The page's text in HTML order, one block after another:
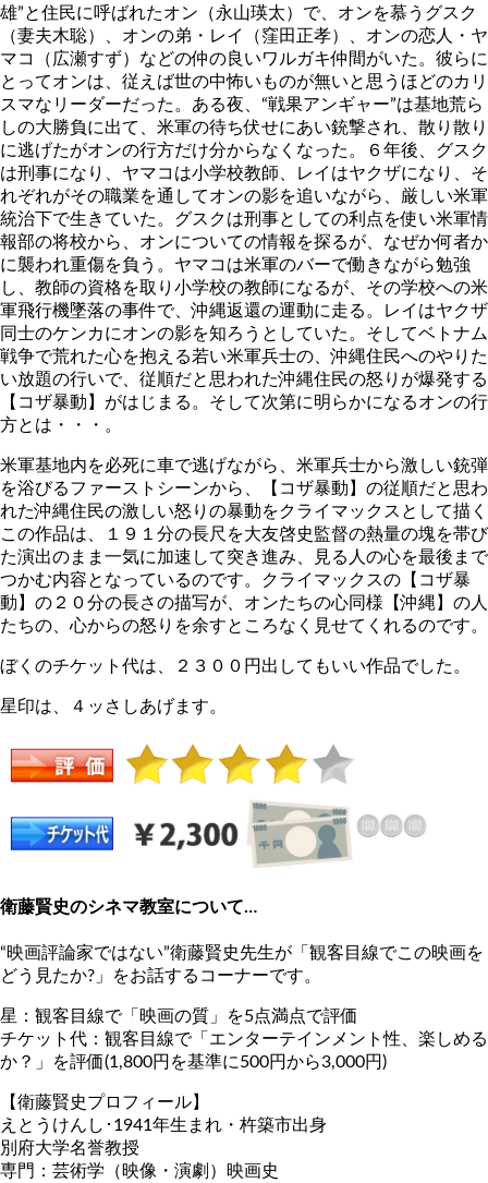
雄”と住民に呼ばれたオン（永山瑛太）で、オンを慕うグスク
（妻夫木聡）、オンの弟・レイ（窪田正孝）、オンの恋人・ヤ
マコ（広瀬すず）などの仲の良いワルガキ仲間がいた。彼らに
とってオンは、従えば世の中怖いものが無いと思うほどのカリ
スマなリーダーだった。ある夜、“戦果アンギャー”は基地荒ら
しの大勝負に出て、米軍の待ち伏せにあい銃撃され、散り散り
に逃げたがオンの行方だけ分からなくなった。６年後、グスク
は刑事になり、ヤマコは小学校教師、レイはヤクザになり、そ
れぞれがその職業を通してオンの影を追いながら、厳しい米軍
統治下で生きていた。グスクは刑事としての利点を使い米軍情
報部の将校から、オンについての情報を探るが、なぜか何者か
に襲われ重傷を負う。ヤマコは米軍のバーで働きながら勉強
し、教師の資格を取り小学校の教師になるが、その学校への米
軍飛行機墜落の事件で、沖縄返還の運動に走る。レイはヤクザ
同士のケンカにオンの影を知ろうとしていた。そしてベトナム
戦争で荒れた心を抱える若い米軍兵士の、沖縄住民へのやりた
い放題の行いで、従順だと思われた沖縄住民の怒りが爆発する
【コザ暴動】がはじまる。そして次第に明らかになるオンの行
方とは・・・。
米軍基地内を必死に車で逃げながら、米軍兵士から激しい銃弾
を浴びるファーストシーンから、【コザ暴動】の従順だと思わ
れた沖縄住民の激しい怒りの暴動をクライマックスとして描く
この作品は、１９１分の長尺を大友啓史監督の熱量の塊を帯び
た演出のまま一気に加速して突き進み、見る人の心を最後まで
つかむ内容となっているのです。クライマックスの【コザ暴
動】の２０分の長さの描写が、オンたちの心同様【沖縄】の人
たちの、心からの怒りを余すところなく見せてくれるのです。
ぼくのチケット代は、２３００円出してもいい作品でした。
星印は、４ッさしあげます。
衛藤賢史のシネマ教室について…
“映画評論家ではない”衛藤賢史先生が「観客目線でこの映画を
どう見たか?」をお話するコーナーです。
星：観客目線で「映画の質」を5点満点で評価
チケット代：観客目線で「エンターテインメント性、楽しめる
か？」を評価(1,800円を基準に500円から3,000円)
【衛藤賢史プロフィール】
えとうけんし･1941年生まれ・杵築市出身
別府大学名誉教授
専門：芸術学（映像・演劇）映画史